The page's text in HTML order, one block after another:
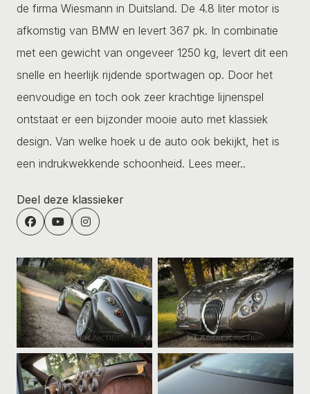
de firma Wiesmann in Duitsland. De 4.8 liter motor is
afkomstig van BMW en levert 367 pk. In combinatie
met een gewicht van ongeveer 1250 kg, levert dit een
snelle en heerlijk rijdende sportwagen op. Door het
eenvoudige en toch ook zeer krachtige lijnenspel
ontstaat er een bijzonder mooie auto met klassiek
design. Van welke hoek u de auto ook bekijkt, het is
een indrukwekkende schoonheid. Lees meer..
Deel deze klassieker